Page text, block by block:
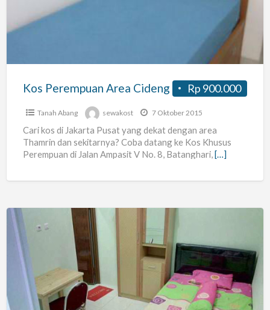
Cideng
Rp 900.000
Kos Perempuan Area Cideng
Tanah Abang sewakost 7 Oktober 2015
Cari kos di Jakarta Pusat yang dekat dengan area
Thamrin dan sekitarnya? Coba datang ke Kos Khusus
Perempuan di Jalan Ampasit V No. 8, Batanghari,[…]
Kost
Pasutri
Furnished)